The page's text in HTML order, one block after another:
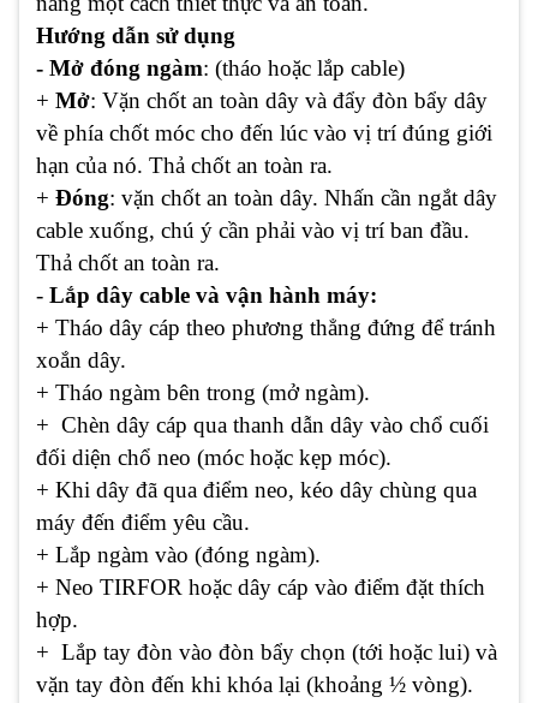
Hướng dẫn sử dụng
- Mở đóng ngàm: (tháo hoặc lắp cable)
+ Mở: Vặn chốt an toàn dây và đẩy đòn bẩy dây
về phía chốt móc cho đến lúc vào vị trí đúng giới
hạn của nó. Thả chốt an toàn ra.
+ Đóng: vặn chốt an toàn dây. Nhấn cần ngắt dây
cable xuống, chú ý cần phải vào vị trí ban đầu.
Thả chốt an toàn ra.
- Lắp dây cable và vận hành máy:
+ Tháo dây cáp theo phương thẳng đứng để tránh
xoắn dây.
+ Tháo ngàm bên trong (mở ngàm).
+ Chèn dây cáp qua thanh dẫn dây vào chổ cuối
đối diện chổ neo (móc hoặc kẹp móc).
+ Khi dây đã qua điểm neo, kéo dây chùng qua
máy đến điểm yêu cầu.
+ Lắp ngàm vào (đóng ngàm).
+ Neo TIRFOR hoặc dây cáp vào điểm đặt thích
hợp.
+ Lắp tay đòn vào đòn bẩy chọn (tới hoặc lui) và
vặn tay đòn đến khi khóa lại (khoảng ½ vòng).